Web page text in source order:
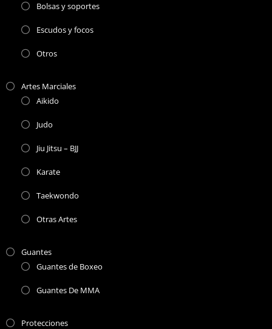
Bolsas y soportes
Escudos y focos
Otros
Artes Marciales
Aikido
Judo
Jiu Jitsu – BJJ
Karate
Taekwondo
Otras Artes
Guantes
Guantes de Boxeo
Guantes De MMA
Protecciones